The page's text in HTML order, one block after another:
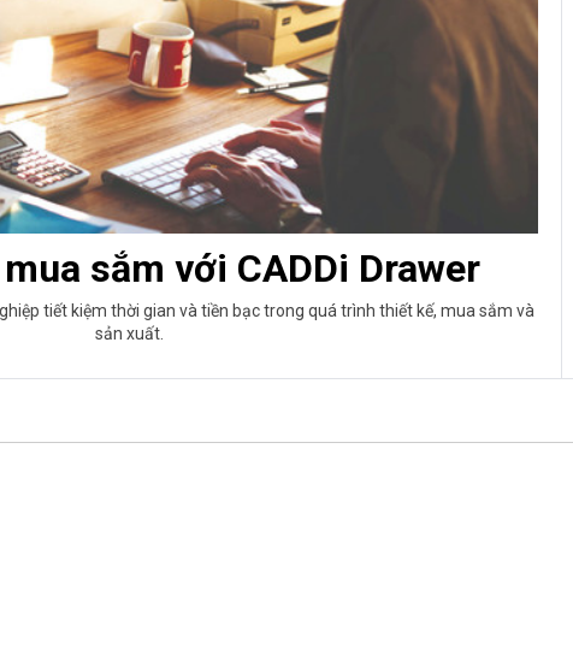
sắm với CADDi Drawer
tiết kiệm thời gian và tiền bạc trong quá trình thiết kế, mua sắm và
sản xuất.